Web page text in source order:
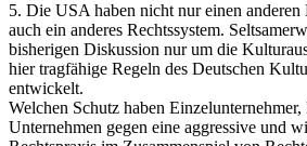
5. Die USA haben nicht nur einen
auch ein anderes Rechtssystem.
bisherigen Diskussion nur um die
hier tragfähige Regeln des Deutschen
entwickelt.
Welchen Schutz haben
Unternehmen gegen eine aggressive und